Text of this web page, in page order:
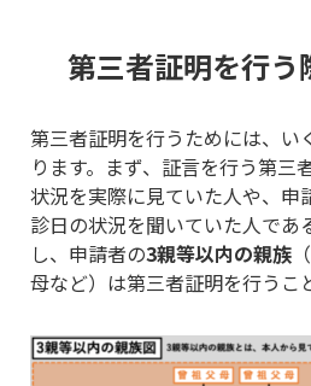
第三者証明を行う
第三者証明を行うためには、い
ります。まず、証言を行う第三
状況を実際に見ていた人や、申
診日の状況を聞いていた人であ
し、申請者の3親等以内の親族
母など）は第三者証明を行うこ